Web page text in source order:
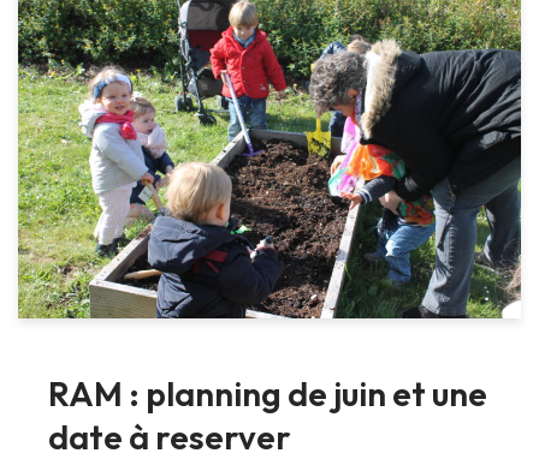
RAM : planning de juin et une
date à reserver